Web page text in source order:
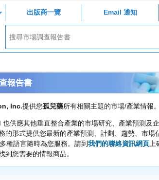
出版商一覽 Email 通知
報告書
Inc.提供您孤兒藥所有相關主題的市場/產業情報。
也供應其他垂直整合產業的市場研究、產業預測及
的形式提供您最新的產業預測、計劃、趨勢、市
種語言隨時為您服務。請到我們的聯絡資訊網頁
到您需要的情報商品。